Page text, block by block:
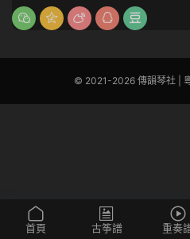
© 2021-2026 傳韻琴社 |
首頁 古筝譜 重奏